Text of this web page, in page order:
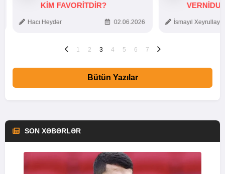
KIM FAVORITDIR?
Hacı Heydər 02.06.2026 İsmayıl
1 2 3 4 5 6 7
Bütün Yazılar
SON XƏBƏRLƏR